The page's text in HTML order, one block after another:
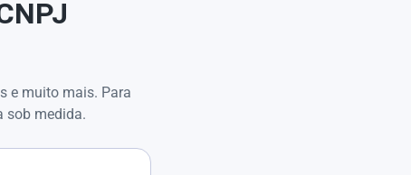
e muito mais. Para
sob medida.